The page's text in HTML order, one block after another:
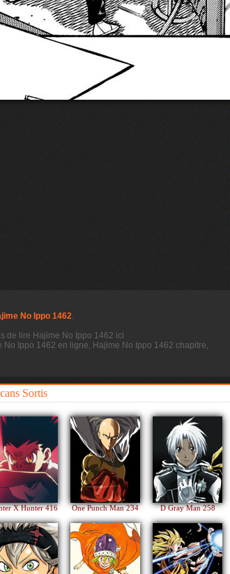
No Ippo 1462.
de lire Hajime No Ippo 1462 ici
Ippo 1462 en ligne, Hajime No Ippo 1462 chapitre,
Sortis
X Hunter 416 One Punch Man 234 D Gray Man 258